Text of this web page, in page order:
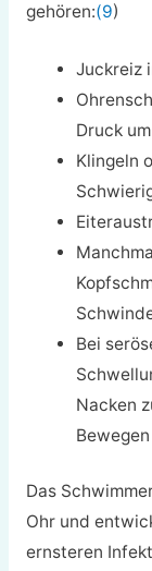
gehören:(9)
Juckreiz
Druck
Klingeln
Bei
Nacken
Das
Ohr und
ernsteren